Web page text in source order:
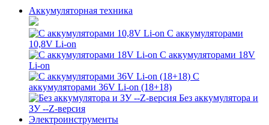
Аккумуляторная техника
С аккумуляторами
10,8V Li-on
С аккумуляторами 18V
Li-on
С
аккумуляторами 36V Li-on (18+18)
Без аккумулятора и
ЗУ --Z-версия
Электроинструменты